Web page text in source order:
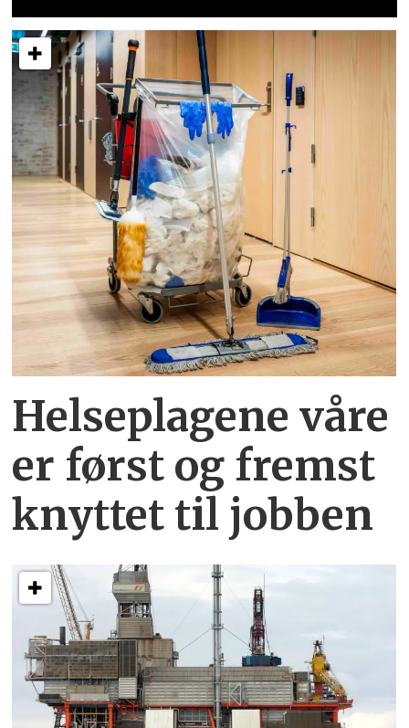
Helseplagene våre
er først og fremst
knyttet til jobben